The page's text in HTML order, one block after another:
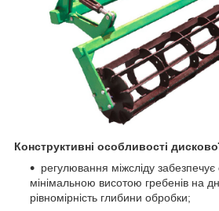
Конструктивні особливості
регулювання міжсліду забезпечує
мінімальною висотою гребенів на
рівномірність глибини обробки;